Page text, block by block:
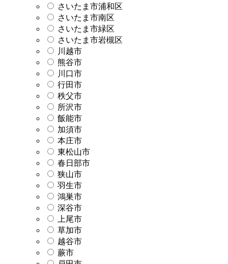
さいたま市浦和区
さいたま市南区
さいたま市緑区
さいたま市岩槻区
川越市
熊谷市
川口市
行田市
秩父市
所沢市
飯能市
加須市
本庄市
東松山市
春日部市
狭山市
羽生市
鴻巣市
深谷市
上尾市
草加市
越谷市
蕨市